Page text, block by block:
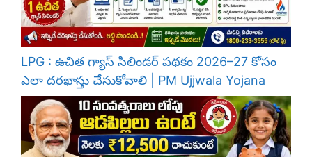
LPG : ఉచిత గ్యాస్ సిలిండర్ పథకం 2026–27 కోసం
ఎలా దరఖాస్తు చేసుకోవాలి | PM Ujjwala Yojana